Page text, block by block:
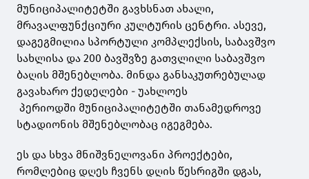
მუნიციპალიტეტში გავხსნათ ახალი,
მრავალფუნქციური კულტურის ცენტრი. ასევე,
დაგეგმილია სპორტული კომპლექსის, საბავშვო
სახლისა და 200 ბავშვზე გათვლილი საბავშვო
ბაღის მშენებლობა. მინდა განსაკუთრებულად
გავახარო ქედელები - უახლოეს
პერიოდში მუნიციპალიტეტში თანამედროვე
სტადიონის მშენებლობაც იგეგმება.
ეს და სხვა მნიშვნელოვანი პროექტები,
რომლებიც დღეს ჩვენს დღის წესრიგში დგას,